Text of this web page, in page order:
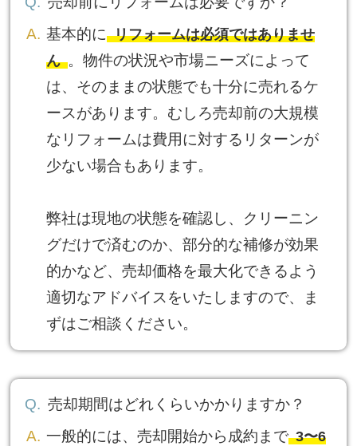
基本的に リフォームは必須ではありませ
ん 。物件の状況や市場ニーズによって
は、そのままの状態でも十分に売れるケ
ースがあります。むしろ売却前の大規模
なリフォームは費用に対するリターンが
少ない場合もあります。
弊社は現地の状態を確認し、クリーニン
グだけで済むのか、部分的な補修が効果
的かなど、売却価格を最大化できるよう
適切なアドバイスをいたしますので、ま
ずはご相談ください。
売却期間はどれくらいかかりますか？
一般的には、売却開始から成約まで 3〜6